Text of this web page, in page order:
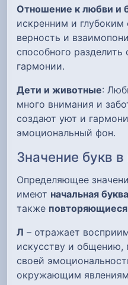
Отношение к любви и
искренним и
верность и
способного
гармонии.
Дети и животные:
много внимания и
создают уют и
эмоциональный фон.
Значение букв
Определяющее
имеют начальная
также
Л – отражает
искусству и общению,
своей
окружающим